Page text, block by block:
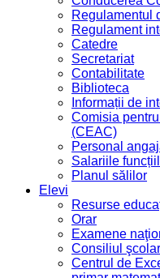
Regulamentul
Regulament
Catedre
Secretariat
Contabilitate
Biblioteca
Informații de
Comisia
(CEAC)
Personal
Salariile
Planul sălilor
Elevi
Resurse
Orar
Examene
Consiliul
Centrul de